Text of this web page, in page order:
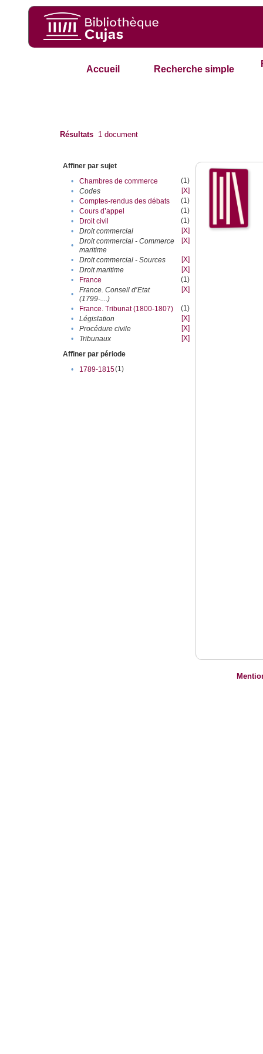
Accueil Recherche simple
Résultats 1 document
Affiner par sujet
•
Chambres de commerce
(1)
•
Codes
[X]
•
Comptes-rendus des débats
(1)
•
Cours d’appel
(1)
•
Droit civil
(1)
•
Droit commercial
[X]
•
Droit commercial - Commerce
maritime
[X]
• Droit commercial - Sources
[X]
•
Droit maritime
[X]
•
France
(1)
•
France. Conseil d’Etat
(1799-....)
[X]
• France. Tribunat (1800-1807)
(1)
•
Législation
[X]
•
Procédure civile
[X]
•
Tribunaux
[X]
Affiner par période
•
1789-1815(1)